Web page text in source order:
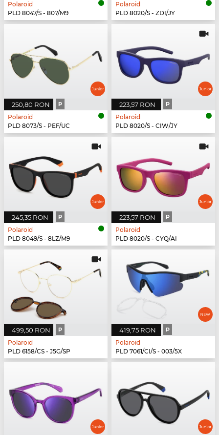
Polaroid
PLD 8047/S - 807/M9
Polaroid
PLD 8020/S - ZDI/JY
250,80 RON P
Polaroid
PLD 8073/S - PEF/UC
223,57 RON P
Polaroid
PLD 8020/S - CIW/JY
245,35 RON P
Polaroid
PLD 8049/S - 8LZ/M9
223,57 RON P
Polaroid
PLD 8020/S - CYQ/AI
499,50 RON P
Polaroid
PLD 6158/CS - J5G/SP
419,75 RON P
Polaroid
PLD 7061/CI/S - 003/5X